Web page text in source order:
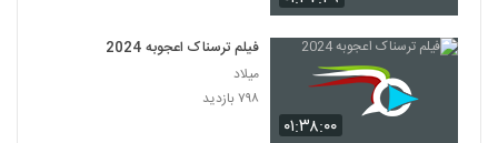
۰۱:۳۸:۰۰
فیلم ترسناک اعجوبه 2024
میلاد
۷۹۸ بازدید